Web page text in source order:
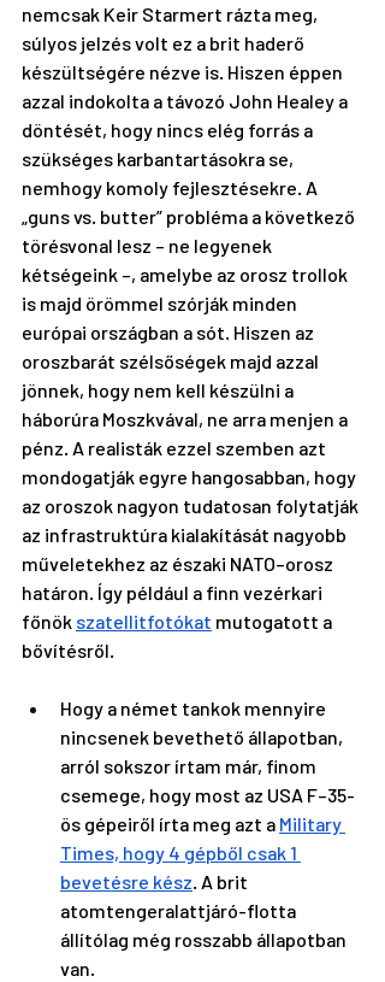
nemcsak Keir Starmert rázta meg,
súlyos jelzés volt ez a brit haderő
készültségére nézve is. Hiszen éppen
azzal indokolta a távozó John Healey a
döntését, hogy nincs elég forrás a
szükséges karbantartásokra se,
nemhogy komoly fejlesztésekre. A
„guns vs. butter” probléma a következő
törésvonal lesz – ne legyenek
kétségeink –, amelybe az orosz trollok
is majd örömmel szórják minden
európai országban a sót. Hiszen az
oroszbarát szélsőségek majd azzal
jönnek, hogy nem kell készülni a
háborúra Moszkvával, ne arra menjen a
pénz. A realisták ezzel szemben azt
mondogatják egyre hangosabban, hogy
az oroszok nagyon tudatosan folytatják
az infrastruktúra kialakítását nagyobb
műveletekhez az északi NATO–orosz
határon. Így például a finn vezérkari
főnök szatellitfotókat mutogatott a
bővítésről.
Hogy a német tankok mennyire
nincsenek bevethető állapotban,
arról sokszor írtam már, finom
csemege, hogy most az USA F–35-
ös gépeiről írta meg azt a Military
Times, hogy 4 gépből csak 1
bevetésre kész. A brit
atomtengeralattjáró-flotta
állítólag még rosszabb állapotban
van.